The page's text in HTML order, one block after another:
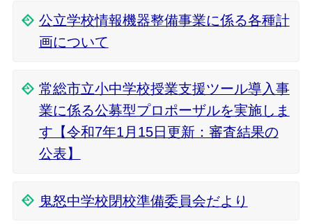
公立学校情報機器整備事業に係る各種計
画について
常総市立小中学校授業支援ツール導入事
業に係る公募型プロポーザルを実施しま
す【令和7年1月15日更新：審査結果の
公表】
鬼怒中学校閉校準備委員会だより